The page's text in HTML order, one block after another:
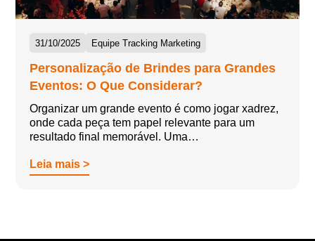
31/10/2025 Equipe Tracking Marketing
Personalização de Brindes para Grandes
Eventos: O Que Considerar?
Organizar um grande evento é como jogar xadrez,
onde cada peça tem papel relevante para um
resultado final memorável. Uma…
Leia mais >